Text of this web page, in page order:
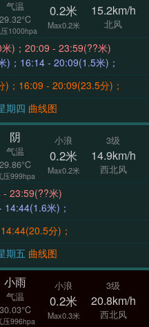
气温
29.32°C
1000hpa
0.2米
Max0.2米
15.2km/h
北风
米)；20:09 - 23:59(??米)
米)；16:14 - 20:09(1.5米)；
；16:09 - 20:09(23.5分)；
星期四 曲线图
阴
气温
29.86°C
压999hpa
小浪
0.2米
Max0.2米
3级
14.9km/h
西北风
14:44 - 23:59(??米)
04:17 - 14:44(1.6米)；
分)；
星期五 曲线图
小雨
气温
30.03°C
压996hpa
小浪
0.2米
Max0.3米
3级
20.8km/h
西北风